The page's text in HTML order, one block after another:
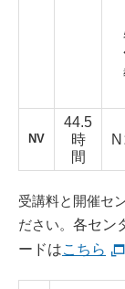
NV
44.5
時
間
受講料と開催セ
ださい。 各セン
ードはこちら